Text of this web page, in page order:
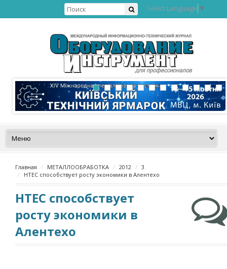
Select Language ▼
Главная МЕТАЛЛООБРАБОТКА 2012
3
HTEC способствует росту экономики в Алентехо
HTEC способствует
росту экономики в
Алентехо